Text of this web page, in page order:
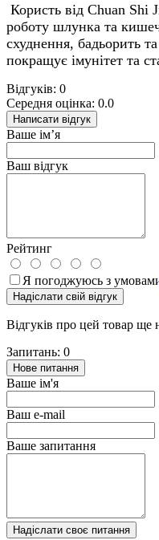
Користь від Chuan Shi
роботу шлунка та
схуднення, бадьорить
покращує імунітет та
Відгуків: 0
Середня оцінка: 0.0
Написати відгук
Ваше ім’я
Ваш відгук
Рейтинг
Я погоджуюсь з
Надіслати свій відгук
Відгуків про цей товар ще
Запитань: 0
Нове питання
Ваше ім'я
Ваш e-mail
Ваше запитання
Надіслати своє питання